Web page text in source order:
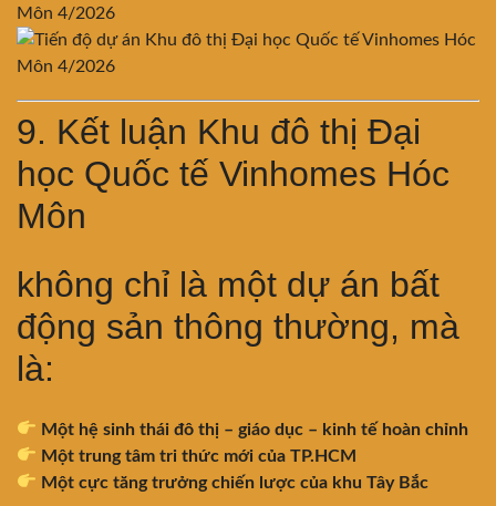
9. Kết luận Khu đô thị Đại
học Quốc tế Vinhomes Hóc
Môn
không chỉ là một dự án bất
động sản thông thường, mà
là:
Một hệ sinh thái đô thị – giáo dục – kinh tế hoàn chỉnh
Một trung tâm tri thức mới của TP.HCM
Một cực tăng trưởng chiến lược của khu Tây Bắc